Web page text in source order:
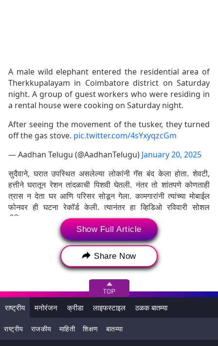
A male wild elephant entered the residential area of
Therkkupalayam in Coimbatore district on Saturday
night. A group of guest workers who were residing in
a rental house were cooking on Saturday night.
After seeing the movement of the tusker, they turned
off the gas stove. pic.twitter.com/4sYxyqzcGm
— Aadhan Telugu (@AadhanTelugu) January 20, 2025
सुदैवाने, घरात उपस्थित असलेल्या लोकांनी गॅस बंद केला होता. शेवटी,
हत्तीने घरातून रेशन तांदळाची पिशवी घेतली. नंतर तो शांतपणे कोणताही
त्रास न देता घर आणि परिसर सोडून गेला. कामगारांनी त्यांच्या मोबाईल
फोनवर ही घटना रेकॉर्ड केली. त्यानंतर हा व्हिडिओ रविवारी सोशल
मीडियावर व्हायरल झाला
Tamil Nadu Wild Elephant Video
Elephant Wild Elephant
House
Tamil Nadu तामिळनाडू जंगली हत्ती व्हिडिओ
अन्न घर कोइम्बतूर तमिळनाडू
Show Full Article
Share Now
राष्ट्रीय मनोरंजन क्रीडा लाइफस्टाइल ठळक बातम्या
राष्ट्रीय राजकीय माहिती शिक्षण बातम्या